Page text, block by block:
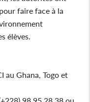
faire face à la
élèves.
au Ghana, Togo et